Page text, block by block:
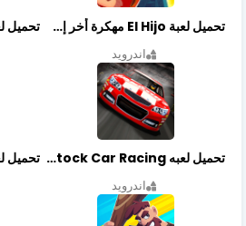
تحميل لعبة El Hijo مهكرة أخر إصدار
اندرويد
تحميل لعبه Stock Car Racing مهكرة أخر إصدار
اندرويد